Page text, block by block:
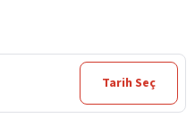
Tarih Seç